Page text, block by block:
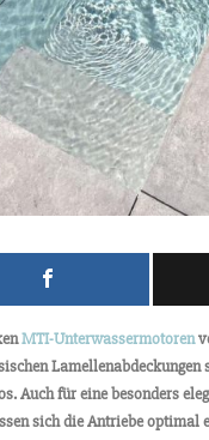
MTI-Unterwassermotoren
Lamellenabdeckungen
Auch für eine besonders
sich die Antriebe optimal